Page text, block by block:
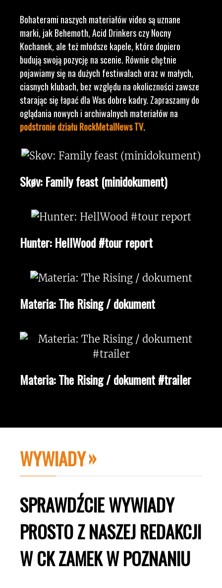
Bohaterami naszych materiałów video są uznane
marki, jak Behemoth, Acid Drinkers czy Nocny
Kochanek, ale też młodsze kapele, które dopiero
budują swoją pozycję na scenie. Równie chętnie
pojawiamy się na dużych festiwalach oraz w małych,
ciasnych klubach, bez względu na okoliczności zawsze
starając się łapać dla Was dobre kadry. Zapraszamy do
oglądania nowych i archiwalnych materiałów na
podstronie działu RockMetalNews TV.
Skøv: Family feast (minidokument)
Hunter: HellWood #tour report
Materia: The Rising / dokument
Materia: The Rising / dokument #trailer
WYWIADY
SPRAWDŹCIE WYWIADY
PROSTO Z NASZEJ REDAKCJI
W CK ZAMEK W POZNANIU